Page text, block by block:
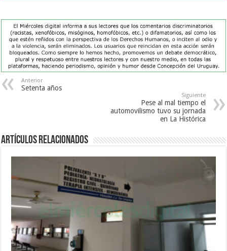
Anterior
Setenta años
Siguiente
Pese al mal tiempo el
automovilismo tuvo su jornada
en La Histórica
Artículos Relacionados